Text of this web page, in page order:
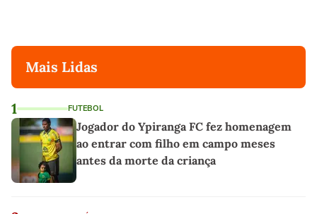
Mais Lidas
1 FUTEBOL
Jogador do Ypiranga FC fez homenagem
ao entrar com filho em campo meses
antes da morte da criança